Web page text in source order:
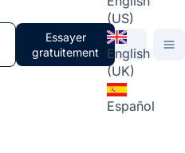
Essayer
gratuitement
(US)
English
(UK)
Español